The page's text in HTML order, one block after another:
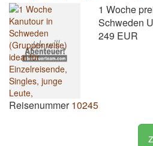
1 Woche
Schweden
249 EUR
Reisenummer10245